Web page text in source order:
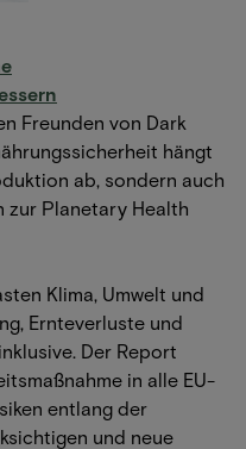
Freunden von Dark
hängt
ab, sondern auch
zur Planetary Health
Klima, Umwelt und
Ernteverluste und
Der Report
in alle EU-
entlang der
und neue